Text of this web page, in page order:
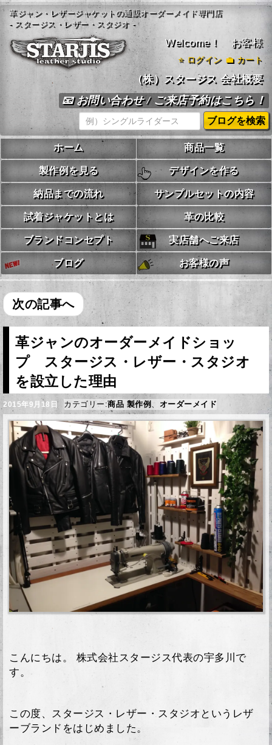
革ジャン・レザージャケットの通販オーダーメイド専門店
- スタージス・レザー・スタジオ -
Welcome！ お客様
⭐ ログイン 💼 カート
（株）スタージス 会社概要
📧 お問い合わせ / ご来店予約はこちら！
ホーム 商品一覧
製作例を見る デザインを作る
納品までの流れ サンプルセットの内容
試着ジャケットとは 革の比較
ブランドコンセプト 実店舗へご来店
ブログ お客様の声
次の記事へ
革ジャンのオーダーメイドショッ
プ スタージス・レザー・スタジオ
を設立した理由
2015年9月18日 カテゴリー:商品 製作例 、 オーダーメイド
こんにちは。 株式会社スタージス代表の宇多川で
す。
この度、スタージス・レザー・スタジオというレザ
ーブランドをはじめました。